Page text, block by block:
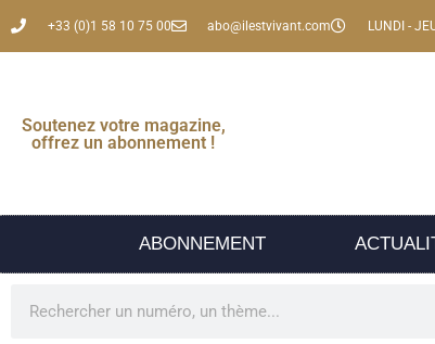
+33 (0)1 58 10 75 00 abo@ilestvivant.com LUNDI -
Soutenez votre magazine,
offrez un abonnement !
ABONNEMENT